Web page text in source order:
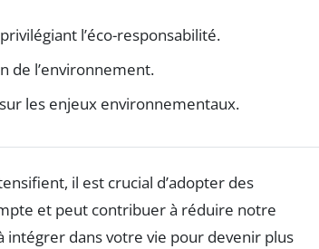
l’éco-responsabilité.
de l’environnement.
les enjeux environnementaux.
il est crucial d’adopter des
et peut contribuer à réduire notre
intégrer dans votre vie pour devenir plus